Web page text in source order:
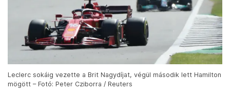
Leclerc sokáig vezette a Brit Nagydíjat, végül második lett Hamilton
mögött – Fotó: Peter Cziborra / Reuters